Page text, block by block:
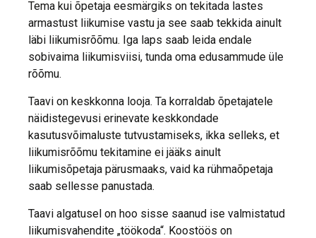
Tema kui õpetaja eesmärgiks on tekitada lastes
armastust liikumise vastu ja see saab tekkida ainult
läbi liikumisrõõmu. Iga laps saab leida endale
sobivaima liikumisviisi, tunda oma edusammude üle
rõõmu.
Taavi on keskkonna looja. Ta korraldab õpetajatele
näidistegevusi erinevate keskkondade
kasutusvõimaluste tutvustamiseks, ikka selleks, et
liikumisrõõmu tekitamine ei jääks ainult
liikumisõpetaja pärusmaaks, vaid ka rühmaõpetaja
saab sellesse panustada.
Taavi algatusel on hoo sisse saanud ise valmistatud
liikumisvahendite „töökoda“. Koostöös on